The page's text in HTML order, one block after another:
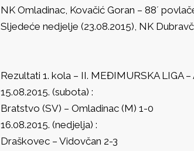
NK Omladinac, Kovačić Goran – 88´
Sljedeće nedjelje (23.08.2015), NK
Rezultati 1. kola – II. MEĐIMURSKA LIGA –
15.08.2015. (subota) :
Bratstvo (SV) – Omladinac (M) 1-0
16.08.2015. (nedjelja) :
Draškovec – Vidovčan 2-3